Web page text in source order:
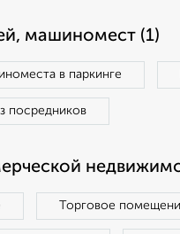
машиномест (1)
в паркинге
посредников
Торговое